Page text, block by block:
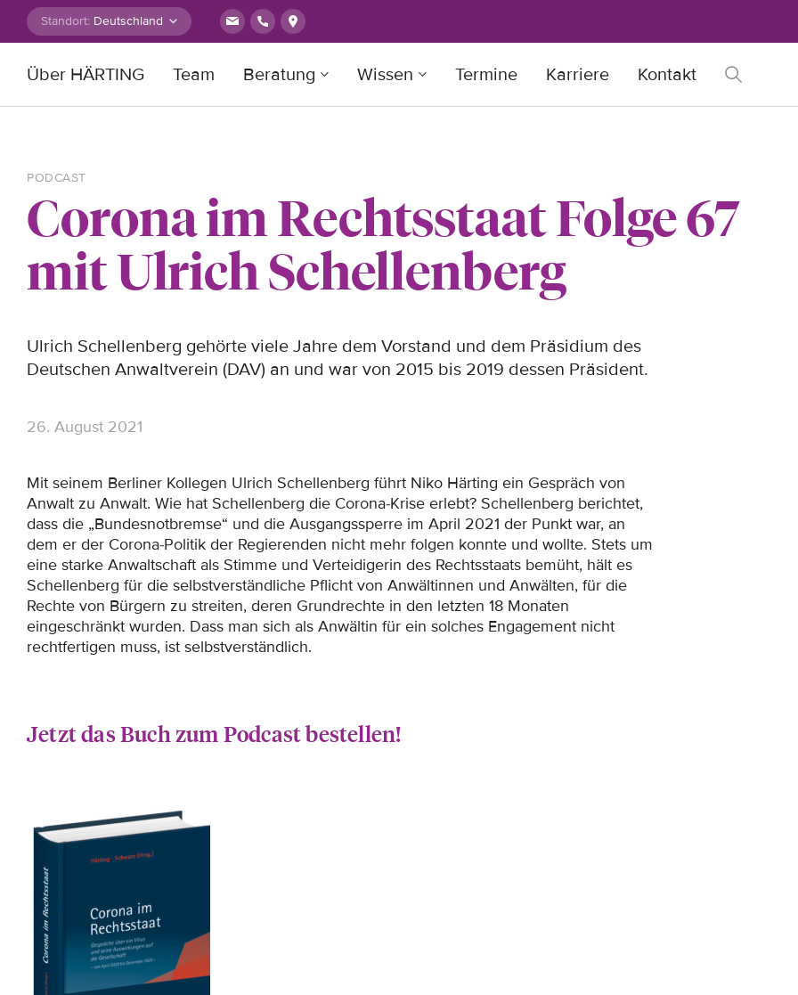
Zum Inhalt springen
Standort:
Über HÄRTING Team Beratung Wissen Termine Karriere Kontakt
PODCAST
Corona im Rechtsstaat Folge 67
mit Ulrich Schellenberg
Ulrich Schellenberg gehörte viele Jahre dem Vorstand und dem Präsidium des
Deutschen Anwaltverein (DAV) an und war von 2015 bis 2019 dessen Präsident.
26. August 2021
Mit seinem Berliner Kollegen Ulrich Schellenberg führt Niko Härting ein Gespräch von
Anwalt zu Anwalt. Wie hat Schellenberg die Corona-Krise erlebt? Schellenberg berichtet,
dass die „Bundesnotbremse“ und die Ausgangssperre im April 2021 der Punkt war, an
dem er der Corona-Politik der Regierenden nicht mehr folgen konnte und wollte. Stets um
eine starke Anwaltschaft als Stimme und Verteidigerin des Rechtsstaats bemüht, hält es
Schellenberg für die selbstverständliche Pflicht von Anwältinnen und Anwälten, für die
Rechte von Bürgern zu streiten, deren Grundrechte in den letzten 18 Monaten
eingeschränkt wurden. Dass man sich als Anwältin für ein solches Engagement nicht
rechtfertigen muss, ist selbstverständlich.
Jetzt das Buch zum Podcast bestellen!